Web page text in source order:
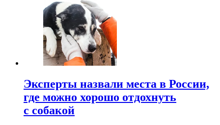
Эксперты назвали места в России,
где можно хорошо отдохнуть
с собакой